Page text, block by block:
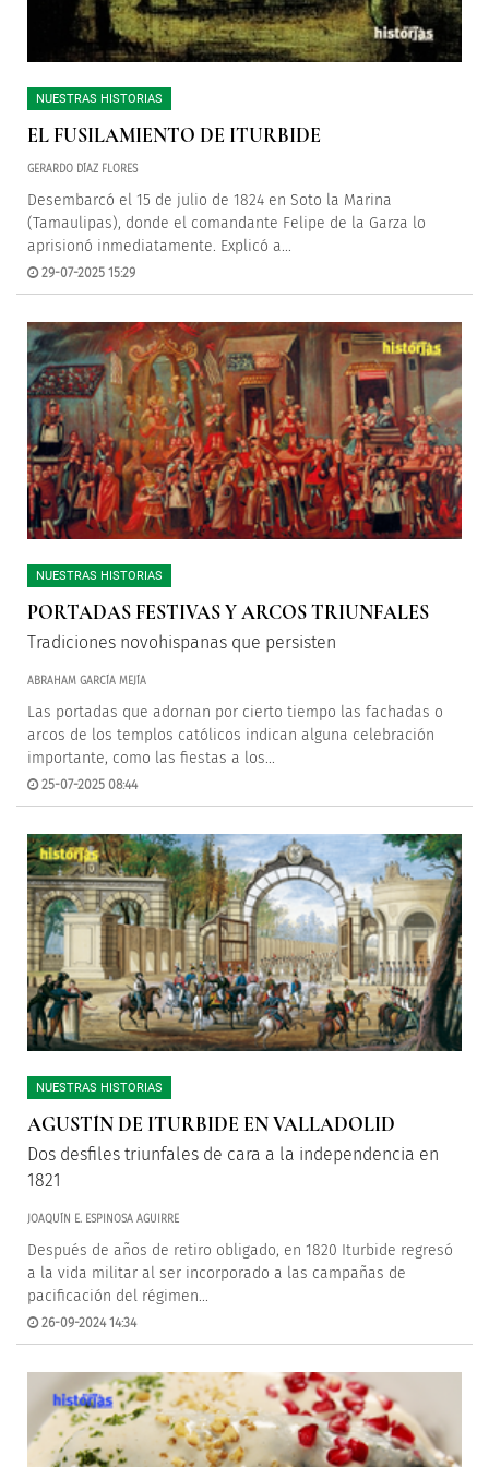
NUESTRAS HISTORIAS
EL FUSILAMIENTO DE ITURBIDE
GERARDO DÍAZ FLORES
Desembarcó el 15 de julio de 1824 en Soto la Marina
(Tamaulipas), donde el comandante Felipe de la Garza lo
aprisionó inmediatamente. Explicó a...
29-07-2025 15:29
NUESTRAS HISTORIAS
PORTADAS FESTIVAS Y ARCOS TRIUNFALES
Tradiciones novohispanas que persisten
ABRAHAM GARCÍA MEJÍA
Las portadas que adornan por cierto tiempo las fachadas o
arcos de los templos católicos indican alguna celebración
importante, como las fiestas a los...
25-07-2025 08:44
NUESTRAS HISTORIAS
AGUSTÍN DE ITURBIDE EN VALLADOLID
Dos desfiles triunfales de cara a la independencia en
1821
JOAQUÍN E. ESPINOSA AGUIRRE
Después de años de retiro obligado, en 1820 Iturbide regresó
a la vida militar al ser incorporado a las campañas de
pacificación del régimen...
26-09-2024 14:34